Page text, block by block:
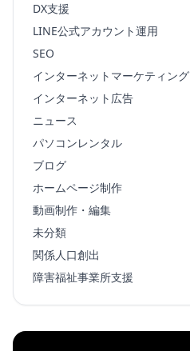
DX支援
LINE公式アカウント運用
SEO
インターネットマーケティング
インターネット広告
ニュース
パソコンレンタル
ブログ
ホームページ制作
動画制作・編集
未分類
関係人口創出
障害福祉事業所支援